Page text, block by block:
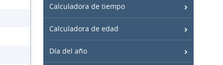
Calculadora de tiempo
Calculadora de edad
Día del año